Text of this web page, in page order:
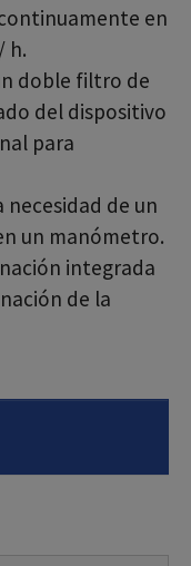
en
h.
doble filtro de
del dispositivo
para
de un
un manómetro.
integrada
de la